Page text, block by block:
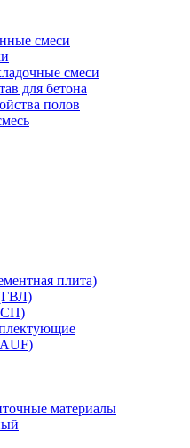
смеси
смеси
для бетона
полов
плита)
материалы